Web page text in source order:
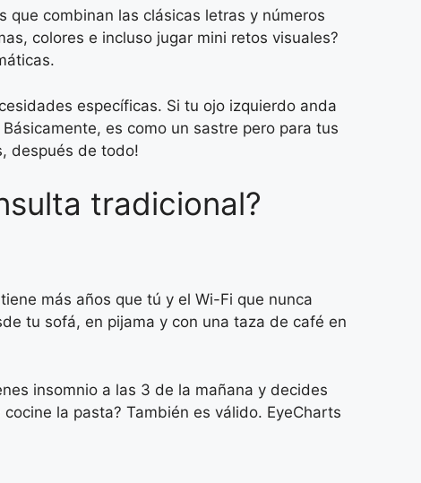
que combinan las clásicas letras y números
colores e incluso jugar mini retos visuales?
específicas. Si tu ojo izquierdo anda
es como un sastre pero para tus
después de todo!
tradicional?
más años que tú y el Wi-Fi que nunca
tu sofá, en pijama y con una taza de café en
insomnio a las 3 de la mañana y decides
la pasta? También es válido. EyeCharts